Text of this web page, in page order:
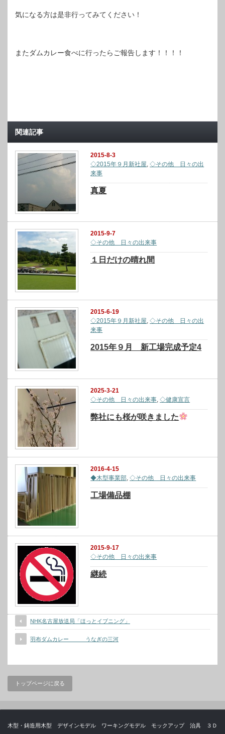
気になる方は是非行ってみてください！
またダムカレー食べに行ったらご報告します！！！！
関連記事
2015-8-3
◇2015年９月新社屋 ,◇その他 日々の出
来事
真夏
2015-9-7
◇その他 日々の出来事
１日だけの晴れ間
2015-6-19
◇2015年９月新社屋,◇その他 日々の出
来事
2015年９月 新工場完成予定4
2025-3-21
◇その他 日々の出来事 ,◇健康宣言
弊社にも桜が咲きました
2016-4-15
◆木型事業部,◇その他 日々の出来事
工場備品棚
2015-9-17
◇その他 日々の出来事
継続
NHK名古屋放送局「ほっとイブニング」
羽布ダムカレー うなぎの三河
トップページに戻る
木型・鋳造用木型 デザインモデル ワーキングモデル モックアップ 治具 ３Ｄ